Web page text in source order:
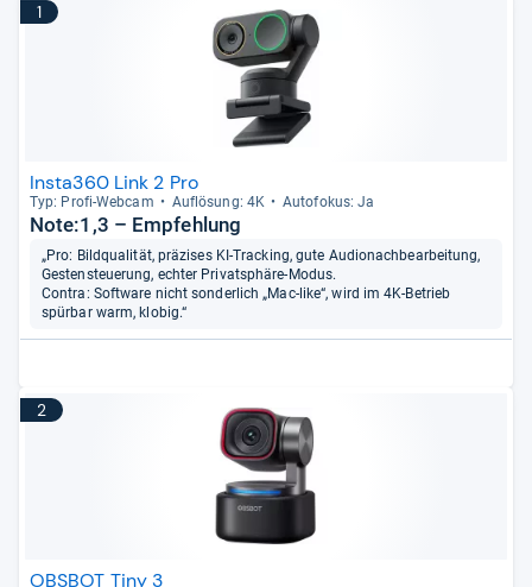
1
Insta360 Link 2 Pro
Typ: Profi-​Web­cam Auf­lö­sung: 4K Auto­fo­kus: Ja
Note:1,3 – Empfehlung
„Pro: Bildqualität, präzises KI-Tracking, gute Audionachbearbeitung,
Gestensteuerung, echter Privatsphäre-Modus.
Contra: Software nicht sonderlich „Mac-like“, wird im 4K-Betrieb
spürbar warm, klobig.“
2
OBSBOT Tiny 3